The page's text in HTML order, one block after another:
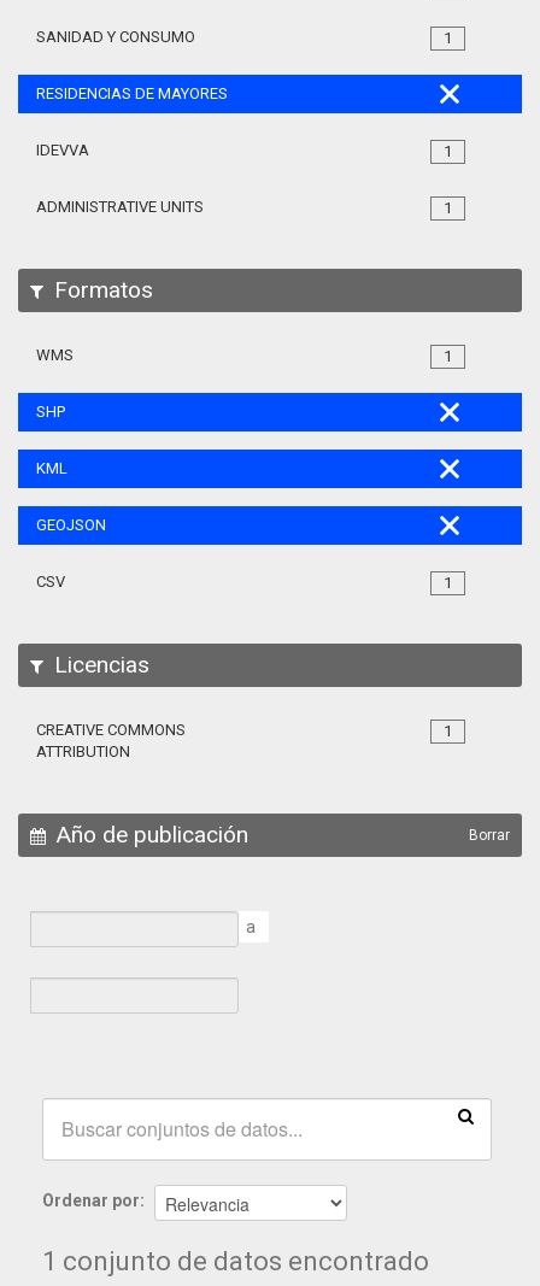
1
SANIDAD Y CONSUMO
RESIDENCIAS DE MAYORES
1
IDEVVA
1
ADMINISTRATIVE UNITS
Formatos
1
WMS
SHP
KML
GEOJSON
1
CSV
Licencias
1
CREATIVE COMMONS
ATTRIBUTION
Año de publicación Borrar
a
Ordenar por
1 conjunto de datos encontrado